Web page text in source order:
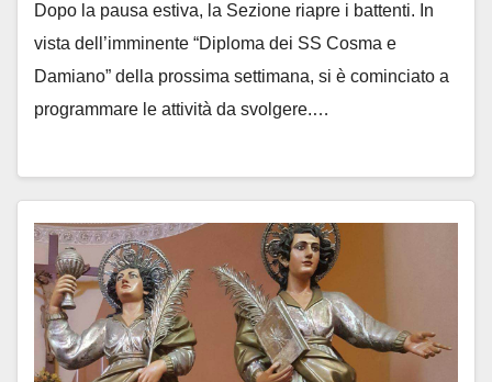
Dopo la pausa estiva, la Sezione riapre i battenti. In
vista dell’imminente “Diploma dei SS Cosma e
Damiano” della prossima settimana, si è cominciato a
programmare le attività da svolgere.…